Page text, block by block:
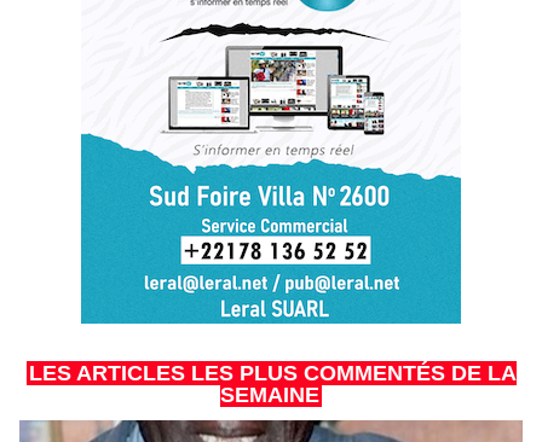
LES ARTICLES LES PLUS COMMENTÉS DE LA
SEMAINE